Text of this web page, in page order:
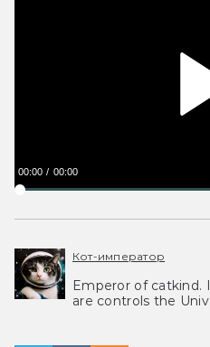
00:00 00:00
Кот-император
Emperor of catkind.
are controls the